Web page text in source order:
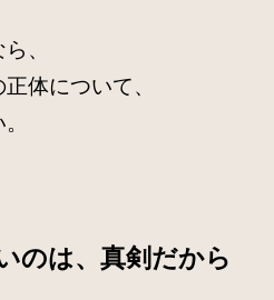
、
体について、
のは、真剣だから